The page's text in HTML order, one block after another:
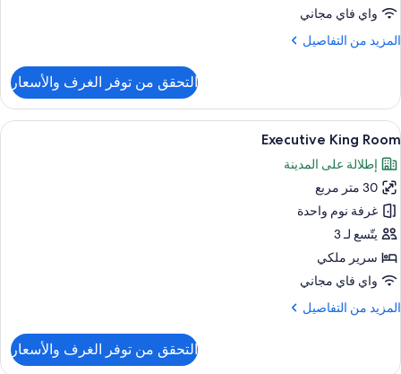
واي فاي مجاني
المزيد من التفاصيل
المزيد
Deluxe
King
Room
التحقق من توفر الغرف والأسعار
استعراض
جميع
صور
Executive
King
Room
أغطية فراش متميزة وميني بار وخزنة
7
Executive King Room
إطلالة على المدينة
30 متر مربع
غرفة نوم واحدة
يتّسع لـ 3
سرير ملكي
واي فاي مجاني
المزيد من التفاصيل
المزيد
التحقق من توفر الغرف والأسعار